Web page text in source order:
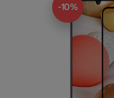
-10%